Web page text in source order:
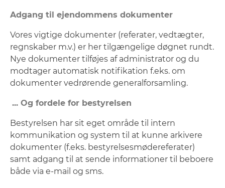
Adgang til ejendommens dokumenter
Vores vigtige dokumenter (referater, vedtægter,
regnskaber m.v.) er her tilgængelige døgnet rundt.
Nye dokumenter tilføjes af administrator og du
modtager automatisk notifikation f.eks. om
dokumenter vedrørende generalforsamling.
... Og fordele for bestyrelsen
Bestyrelsen har sit eget område til intern
kommunikation og system til at kunne arkivere
dokumenter (f.eks. bestyrelsesmødereferater)
samt adgang til at sende informationer til beboere
både via e-mail og sms.